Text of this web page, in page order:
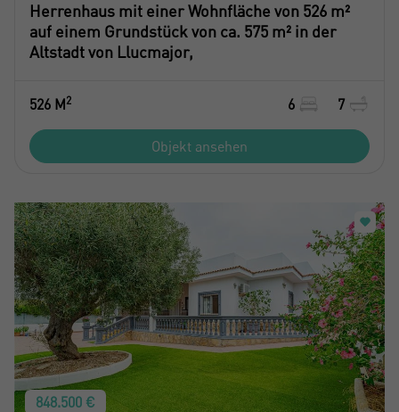
Herrenhaus mit einer Wohnfläche von 526 m²
auf einem Grundstück von ca. 575 m² in der
Altstadt von Llucmajor,
526 M2 6 7
Objekt ansehen
848.500 €